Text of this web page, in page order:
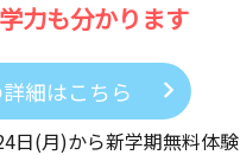
力も分かります
細はこちら
日(月)から新学期無料体験